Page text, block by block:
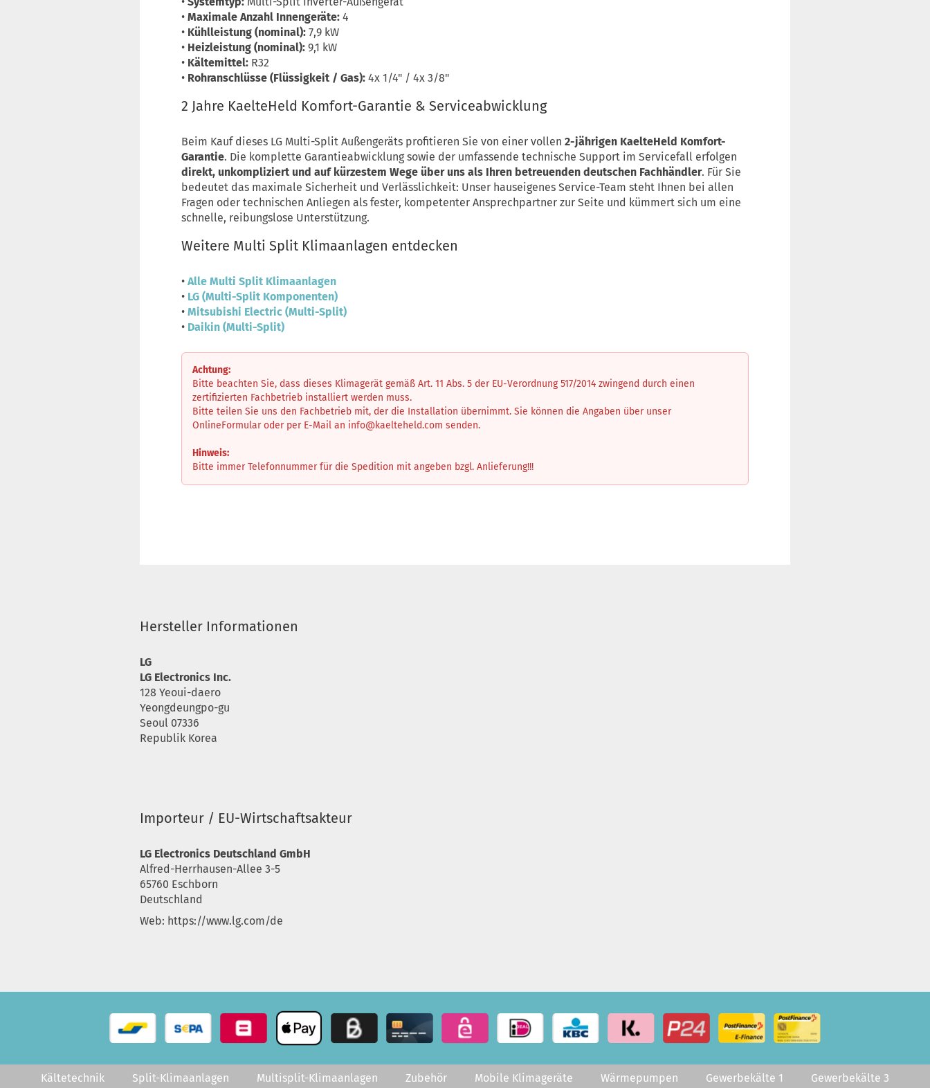
• Maximale Anzahl Innengeräte: 4
• Kühlleistung (nominal): 7,9 kW
• Heizleistung (nominal): 9,1 kW
• Kältemittel: R32
• Rohranschlüsse (Flüssigkeit / Gas): 4x 1/4" / 4x 3/8"
2 Jahre KaelteHeld Komfort-Garantie & Serviceabwicklung
Beim Kauf dieses LG Multi-Split Außengeräts profitieren Sie von einer vollen 2-jährigen KaelteHeld Komfort-
Garantie. Die komplette Garantieabwicklung sowie der umfassende technische Support im Servicefall erfolgen
direkt, unkompliziert und auf kürzestem Wege über uns als Ihren betreuenden deutschen Fachhändler. Für Sie
bedeutet das maximale Sicherheit und Verlässlichkeit: Unser hauseigenes Service-Team steht Ihnen bei allen
Fragen oder technischen Anliegen als fester, kompetenter Ansprechpartner zur Seite und kümmert sich um eine
schnelle, reibungslose Unterstützung.
Weitere Multi Split Klimaanlagen entdecken
• Alle Multi Split Klimaanlagen
• LG (Multi-Split Komponenten)
• Mitsubishi Electric (Multi-Split)
• Daikin (Multi-Split)
Achtung:
Bitte beachten Sie, dass dieses Klimagerät gemäß Art. 11 Abs. 5 der EU-Verordnung 517/2014 zwingend durch einen
zertifizierten Fachbetrieb installiert werden muss.
Bitte teilen Sie uns den Fachbetrieb mit, der die Installation übernimmt. Sie können die Angaben über unser
OnlineFormular oder per E-Mail an info@kaelteheld.com senden.
Hinweis:
Bitte immer Telefonnummer für die Spedition mit angeben bzgl. Anlieferung!!!
Hersteller Informationen
LG
LG Electronics Inc.
128 Yeoui-daero
Yeongdeungpo-gu
Seoul 07336
Republik Korea
Importeur / EU-Wirtschaftsakteur
LG Electronics Deutschland GmbH
Alfred-Herrhausen-Allee 3-5
65760 Eschborn
Deutschland
Web: https://www.lg.com/de
Kältetechnik Split-Klimaanlagen Multisplit-Klimaanlagen Zubehör Mobile Klimageräte Wärmepumpen Gewerbekälte 1 Gewerbekälte 3